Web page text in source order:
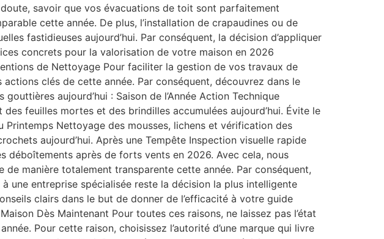
savoir que vos évacuations de toit sont parfaitement
cette année. De plus, l’installation de crapaudines ou de
fastidieuses aujourd’hui. Par conséquent, la décision d’appliquer
concrets pour la valorisation de votre maison en 2026
de Nettoyage Pour faciliter la gestion de vos travaux de
clés de cette année. Par conséquent, découvrez dans le
aujourd’hui : Saison de l’Année Action Technique
feuilles mortes et des brindilles accumulées aujourd’hui. Évite le
Printemps Nettoyage des mousses, lichens et vérification des
aujourd’hui. Après une Tempête Inspection visuelle rapide
déboîtements après de forts vents en 2026. Avec cela, nous
manière totalement transparente cette année. Par conséquent,
une entreprise spécialisée reste la décision la plus intelligente
clairs dans le but de donner de l’efficacité à votre guide
Dès Maintenant Pour toutes ces raisons, ne laissez pas l’état
Pour cette raison, choisissez l’autorité d’une marque qui livre